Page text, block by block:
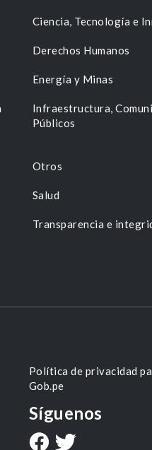
Ciencia, Tecnología e
Derechos Humanos
Energía y Minas
Infraestructura,
Públicos
Otros
Salud
Transparencia e
Política de privacidad
Gob.pe
Síguenos